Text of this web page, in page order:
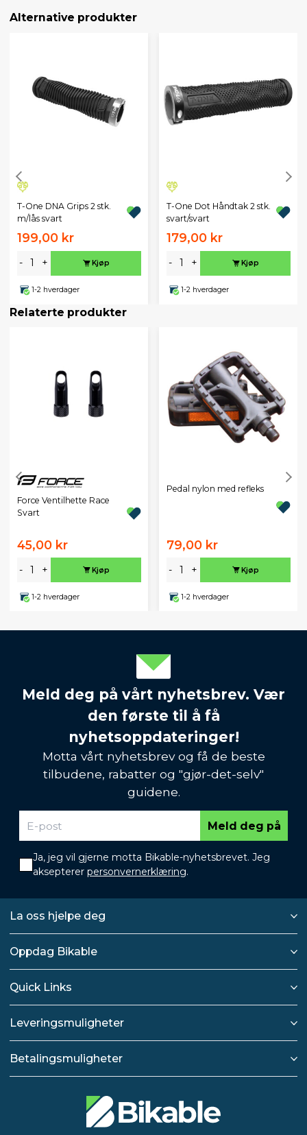
Alternative produkter
T-One DNA Grips 2 stk.
m/lås svart
199,00 kr
- + Kjøp
1-2 hverdager
T-One Dot Håndtak 2 stk.
svart/svart
179,00 kr
- + Kjøp
1-2 hverdager
Relaterte produkter
Force Ventilhette Race
Svart
45,00 kr
- + Kjøp
1-2 hverdager
Pedal nylon med refleks
79,00 kr
- + Kjøp
1-2 hverdager
Meld deg på vårt nyhetsbrev. Vær
den første til å få
nyhetsoppdateringer!
Motta vårt nyhetsbrev og få de beste
tilbudene, rabatter og "gjør-det-selv"
guidene.
Meld deg på
Ja, jeg vil gjerne motta Bikable-nyhetsbrevet. Jeg
aksepterer personvernerklæring.
La oss hjelpe deg
Oppdag Bikable
Quick Links
Leveringsmuligheter
Betalingsmuligheter